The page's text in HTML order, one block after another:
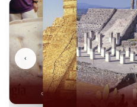
Olmecas
‹